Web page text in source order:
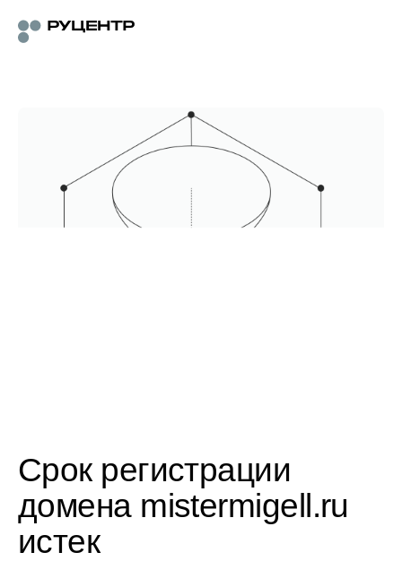
Срок регистрации
домена mistermigell.ru
истек